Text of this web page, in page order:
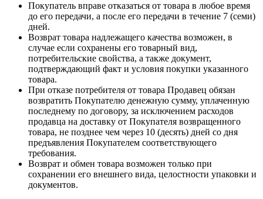
Покупатель вправе отказаться от товара в любое время
до его передачи, а после его передачи в течение 7 (семи)
дней.
Возврат товара надлежащего качества возможен, в
случае если сохранены его товарный вид,
потребительские свойства, а также документ,
подтверждающий факт и условия покупки указанного
товара.
При отказе потребителя от товара Продавец обязан
возвратить Покупателю денежную сумму, уплаченную
последнему по договору, за исключением расходов
продавца на доставку от Покупателя возвращенного
товара, не позднее чем через 10 (десять) дней со дня
предъявления Покупателем соответствующего
требования.
Возврат и обмен товара возможен только при
сохранении его внешнего вида, целостности упаковки и
документов.